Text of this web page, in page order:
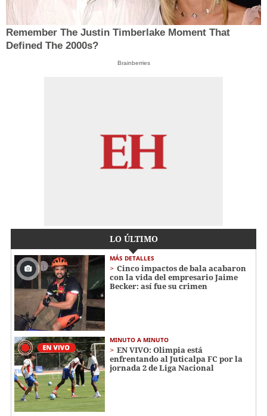
Remember The Justin Timberlake Moment That
Defined The 2000s?
Brainberries
LO ÚLTIMO
MÁS DETALLES
Cinco impactos de bala acabaron
con la vida del empresario Jaime
Becker: así fue su crimen
MINUTO A MINUTO
EN VIVO: Olimpia está
enfrentando al Juticalpa FC por la
jornada 2 de Liga Nacional